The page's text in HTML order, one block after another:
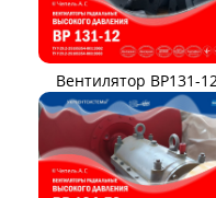
Вентилятор ВР131-